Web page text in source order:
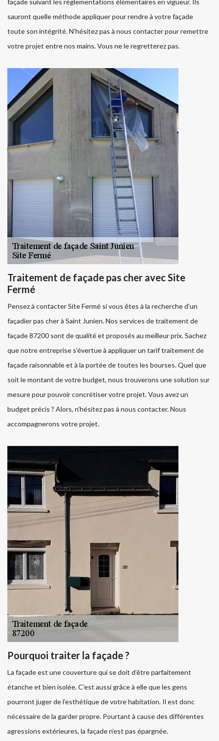
façade suivant les réglementations élémentaires en vigueur. Ils
sauront quelle méthode appliquer pour rendre à votre façade
toute son intégrité. N’hésitez pas à nous contacter pour remettre
votre projet entre nos mains. Vous ne le regretterez pas.
Traitement de façade pas cher avec Site
Fermé
Pensez à contacter Site Fermé si vous êtes à la recherche d’un
façadier pas cher à Saint Junien. Nos services de traitement de
façade 87200 sont de qualité et proposés au meilleur prix. Sachez
que notre entreprise s’évertue à appliquer un tarif traitement de
façade raisonnable et à la portée de toutes les bourses. Quel que
soit le montant de votre budget, nous trouverons une solution sur
mesure pour pouvoir concrétiser votre projet. Vous avez un
budget précis ? Alors, n’hésitez pas à nous contacter. Nous
accompagnerons votre projet.
Pourquoi traiter la façade ?
La façade est une couverture qui se doit d’être parfaitement
étanche et bien isolée. C’est aussi grâce à elle que les gens
pourront juger de l’esthétique de votre habitation. Il est donc
nécessaire de la garder propre. Pourtant à cause des différentes
agressions extérieures, la façade n’est pas épargnée.